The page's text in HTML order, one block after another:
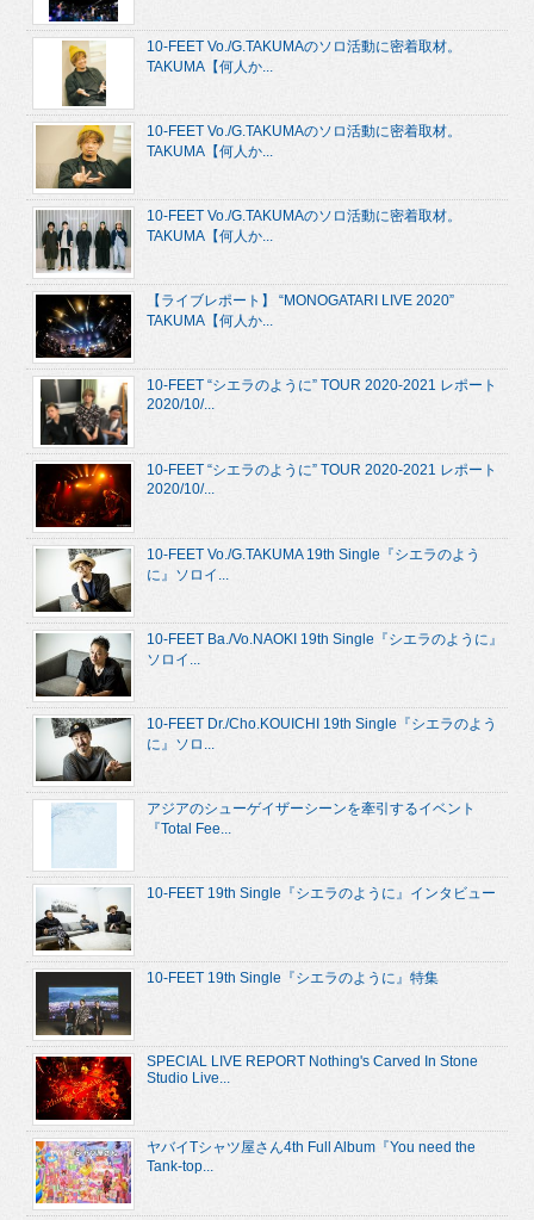
10-FEET Vo./G.TAKUMAのソロ活動に密着取材。
TAKUMA【何人か...
10-FEET Vo./G.TAKUMAのソロ活動に密着取材。
TAKUMA【何人か...
10-FEET Vo./G.TAKUMAのソロ活動に密着取材。
TAKUMA【何人か...
【ライブレポート】 “MONOGATARI LIVE 2020”
TAKUMA【何人か...
10-FEET “シエラのように” TOUR 2020-2021 レポート
2020/10/...
10-FEET “シエラのように” TOUR 2020-2021 レポート
2020/10/...
10-FEET Vo./G.TAKUMA 19th Single『シエラのよう
に』ソロイ...
10-FEET Ba./Vo.NAOKI 19th Single『シエラのように』
ソロイ...
10-FEET Dr./Cho.KOUICHI 19th Single『シエラのよう
に』ソロ...
アジアのシューゲイザーシーンを牽引するイベント
『Total Fee...
10-FEET 19th Single『シエラのように』インタビュー
10-FEET 19th Single『シエラのように』特集
SPECIAL LIVE REPORT Nothing's Carved In Stone
Studio Live...
ヤバイTシャツ屋さん4th Full Album『You need the
Tank-top...